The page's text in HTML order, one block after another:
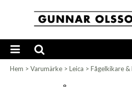
Hem > Varumärke > Leica > Fågelkikare